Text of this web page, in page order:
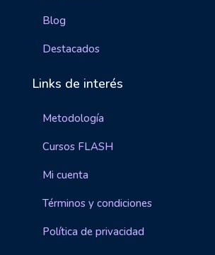
Blog
Destacados
Links de interés
Metodología
Cursos FLASH
Mi cuenta
Términos y condiciones
Política de privacidad